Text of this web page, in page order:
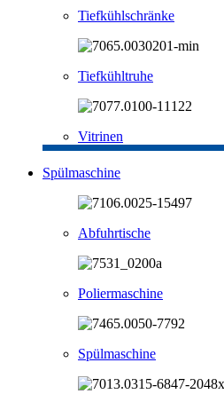
Tiefkühlschränke
Tiefkühltruhe
Vitrinen
Spülmaschine
Abfuhrtische
Poliermaschine
Spülmaschine